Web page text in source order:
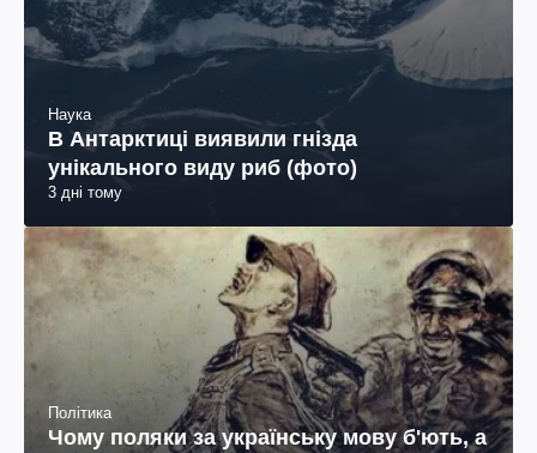
Наука
В Антарктиці виявили гнізда
унікального виду риб (фото)
3 дні тому
Політика
Чому поляки за українську мову б'ють, а